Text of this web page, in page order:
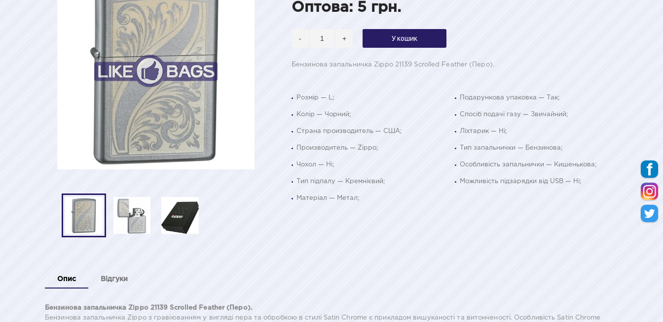
Оптова: 5 грн.
- + У кошик
Бензинова запальничка Zippo 21139 Scrolled Feather (Перо).
Розмір — L; Подарункова упаковка — Так;
Колір — Чорний; Спосіб подачі газу — Звичайний;
Страна производитель — США; Ліхтарик — Ні;
Производитель — Zippo; Тип запальнички — Бензинова;
Чохол — Ні; Особливість запальнички — Кишенькова;
Тип підпалу — Кремнієвий; Можливість підзарядки від USB — Ні;
Матеріал — Метал;
Опис Відгуки
Бензинова запальничка Zippo 21139 Scrolled Feather (Перо).
Бензинова запальничка Zippo з гравіюванням у вигляді пера та обробкою в стилі Satin Chrome є прикладом вишуканості та витонченості. Особливість Satin Chrome